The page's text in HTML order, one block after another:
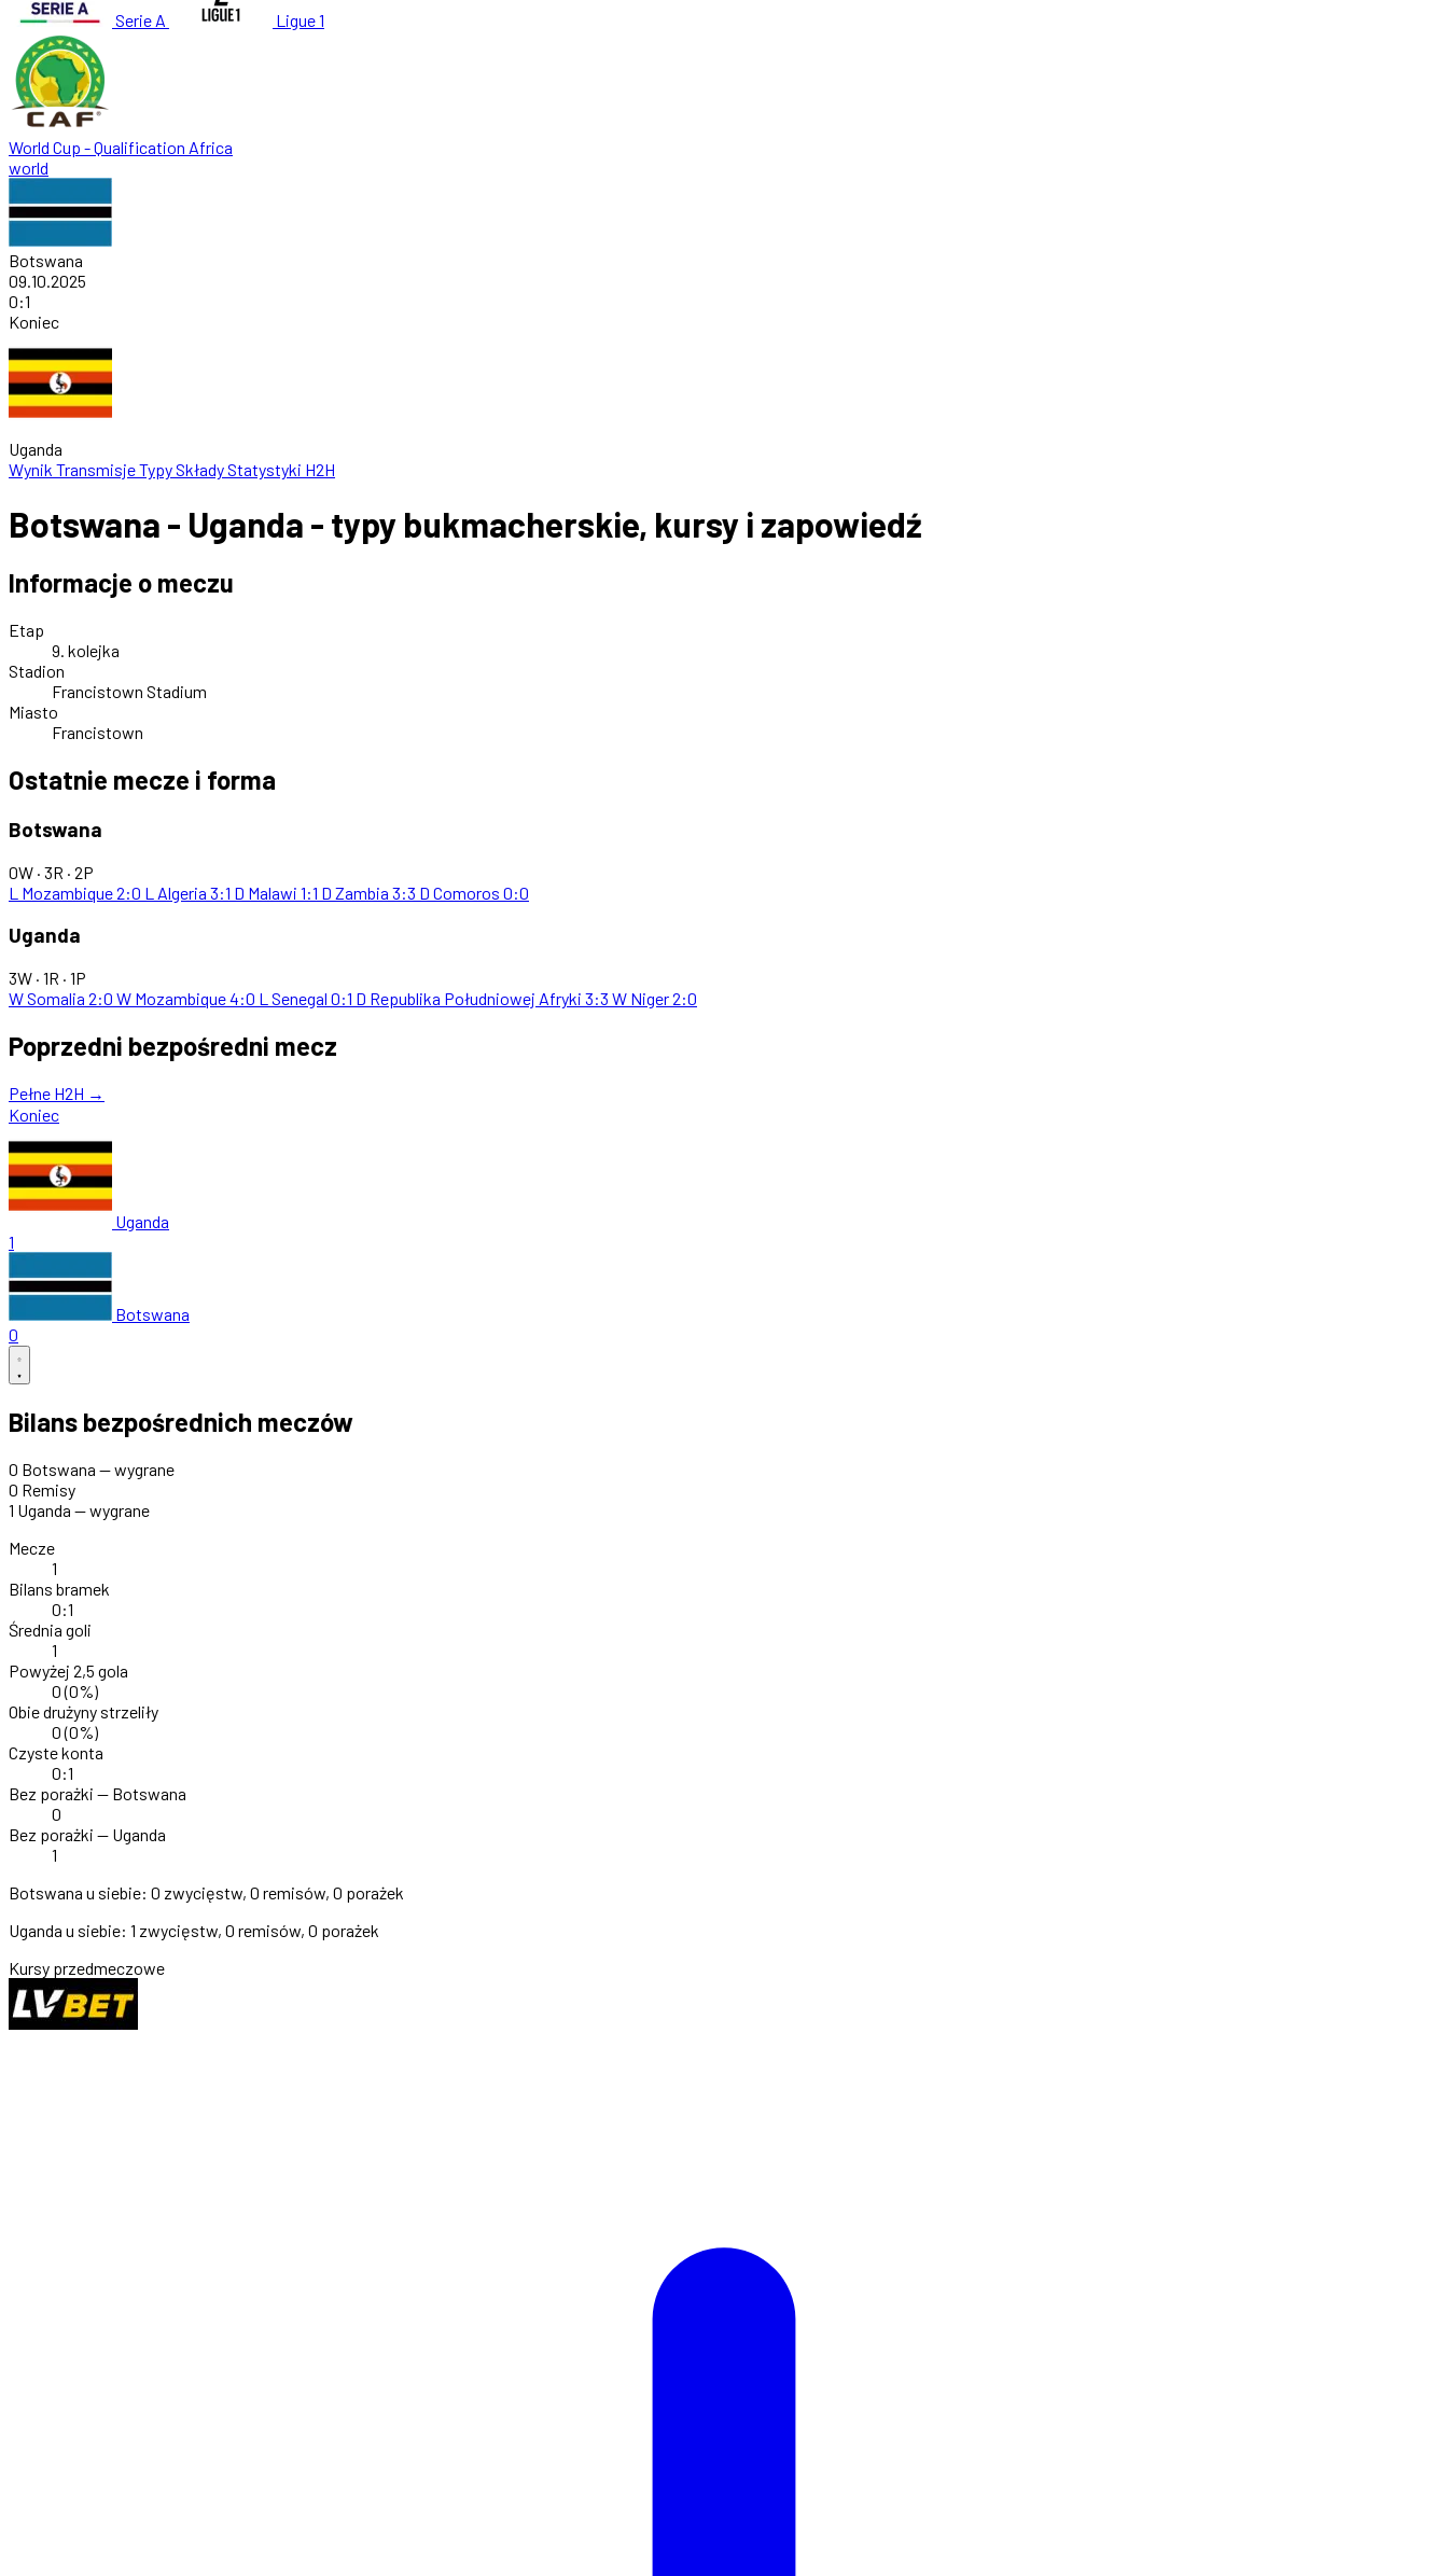
Serie A Ligue 1
World Cup - Qualification Africa
world
Botswana
09.10.2025
0:1
Koniec
Uganda
Wynik TransmisjeTypySkładyStatystyki H2H
Botswana - Uganda - typy bukmacherskie, kursy i zapowiedź
Informacje o meczu
Etap
9. kolejka
Stadion
Francistown Stadium
Miasto
Francistown
Ostatnie mecze i forma
Botswana
0W · 3R · 2P
L Mozambique2:0 L Algeria 3:1 D Malawi 1:1 D Zambia 3:3 D Comoros 0:0
Uganda
3W · 1R · 1P
WSomalia 2:0 W Mozambique4:0 L Senegal 0:1 D Republika Południowej Afryki 3:3 W Niger2:0
Poprzedni bezpośredni mecz
Pełne H2H →
Koniec
Uganda
1
Botswana
0
Bilans bezpośrednich meczów
0 Botswana — wygrane
0 Remisy
1 Uganda — wygrane
Mecze
1
Bilans bramek
0:1
Średnia goli
1
Powyżej 2,5 gola
0(0%)
Obie drużyny strzeliły
0(0%)
Czyste konta
0:1
Bez porażki — Botswana
0
Bez porażki — Uganda
1
Botswana u siebie: 0 zwycięstw, 0 remisów, 0 porażek
Uganda u siebie: 1 zwycięstw, 0 remisów, 0 porażek
Kursy przedmeczowe